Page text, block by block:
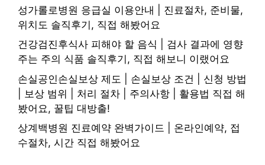
성가롤로병원 응급실 이용안내 | 진료절차, 준비물,
위치도 솔직후기, 직접 해봤어요
건강검진후식사 피해야 할 음식 | 검사 결과에 영향
주는 주의 식품 솔직후기, 직접 해보니 이랬어요
손실공인손실보상 제도 | 손실보상 조건 | 신청 방법
| 보상 범위 | 처리 절차 | 주의사항 | 활용법 직접 해
봤어요, 꿀팁 대방출!
상계백병원 진료예약 완벽가이드 | 온라인예약, 접
수절차, 시간 직접 해봤어요